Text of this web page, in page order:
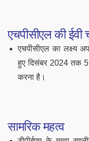
एचपीसीएल की ईवी
एचपीसीएल का लक्ष्य
हुए दिसंबर 2024 तक
करना है।
सामरिक महत्व